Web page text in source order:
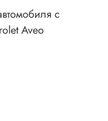
с
Aveo